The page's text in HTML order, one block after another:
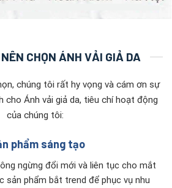
CHỌN ÁNH VẢI GIẢ DA
chúng tôi rất hy vọng và cám ơn sự
cho Ánh vải giả da, tiêu chí hoạt động
của chúng tôi:
phẩm sáng tạo
ngừng đổi mới và liên tục cho mắt
sản phẩm bắt trend để phục vụ nhu